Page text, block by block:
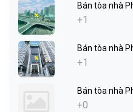
Bán tòa nhà
+1
Bán tòa nhà
+1
Bán tòa nhà
+0